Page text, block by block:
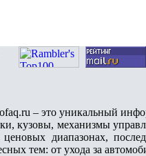
– это уникальный
кузовы, механизмы
диапазонах,
тем: от ухода за